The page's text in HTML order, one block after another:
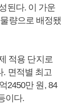
된다. 이 가운
량으로 배정됐
적용 단지로
. 면적별 최고
2450만 원, 84
이다.